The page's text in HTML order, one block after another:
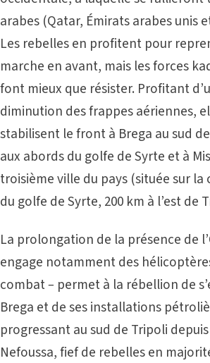
arabes (Qatar, Émirats arabes unis
Les rebelles en profitent pour
marche en avant, mais les forces
font mieux que résister. Profitant
diminution des frappes aériennes,
stabilisent le front à Brega au sud
aux abords du golfe de Syrte et à
troisième ville du pays (située sur la
du golfe de Syrte, 200 km à l’est de
La prolongation de la présence de
engage notamment des
combat– permet à la rébellion de
Brega et de ses installations
progressant au sud de Tripoli
Nefoussa, fief de rebelles en